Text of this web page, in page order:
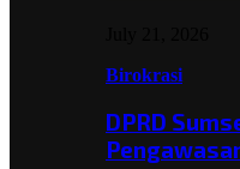
Birokrasi
DPRD